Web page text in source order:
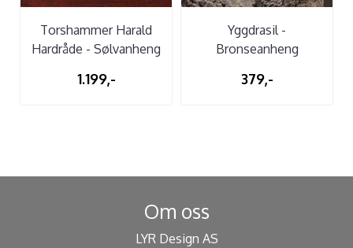
Torshammer Harald
Hardråde - Sølvanheng
1.199,-
Yggdrasil -
Bronseanheng
379,-
Om oss
LYR Design AS